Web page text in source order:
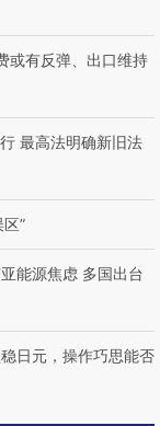
或有反弹、出口维持
最高法明确新旧法
”
能源焦虑 多国出台
日元，操作巧思能否